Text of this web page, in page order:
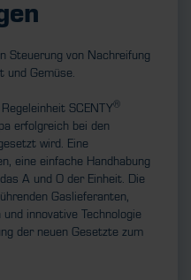
Steuerung von Nachreifung
und Gemüse.
SCENTY®
erfolgreich bei den
wird. Eine
eine einfache Handhabung
A und O der Einheit. Die
Gaslieferanten,
innovative Technologie
der neuen Gesetzte zum